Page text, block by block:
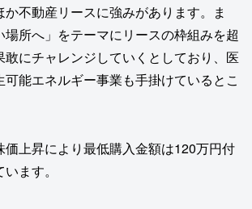
不動産リースに強みがあります。ま
場所へ」をテーマにリースの枠組みを超
敢にチャレンジしていくとしており、医
能エネルギー事業も手掛けているとこ
価上昇により最低購入金額は120万円付
ます。